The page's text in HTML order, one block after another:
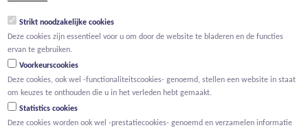
BTW BE 0466.256.432
Strikt noodzakelijke cookies
Deze cookies zijn essentieel voor u om door de website te bladeren en de functies
ervan te gebruiken.
Voorkeurscookies
Deze cookies, ook wel -functionaliteitscookies- genoemd, stellen een website in staat
om keuzes te onthouden die u in het verleden hebt gemaakt.
Statistics cookies
Deze cookies worden ook wel -prestatiecookies- genoemd en verzamelen informatie